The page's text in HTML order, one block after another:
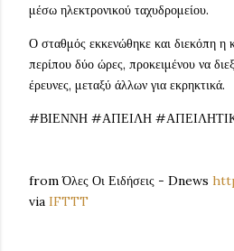
μέσω ηλεκτρονικού ταχυδρομείου.
Ο σταθμός εκκενώθηκε και διεκόπη η
περίπου δύο ώρες, προκειμένου να
έρευνες, μεταξύ άλλων για εκρηκτικά.
#ΒΙΕΝΝΗ #ΑΠΕΙΛΗ
from Όλες Οι Ειδήσεις - Dnews
via IFTTT